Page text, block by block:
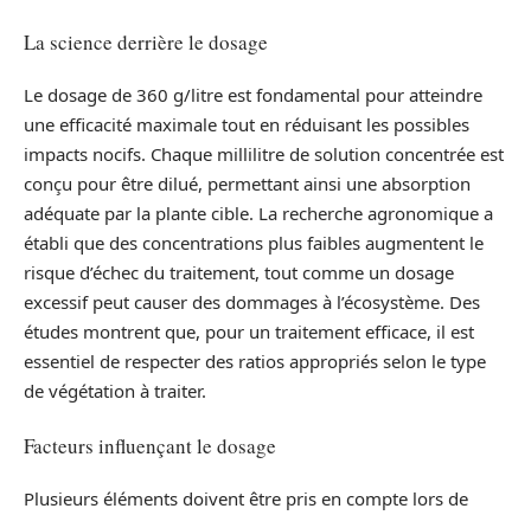
La science derrière le dosage
Le dosage de 360 g/litre est fondamental pour atteindre
une efficacité maximale tout en réduisant les possibles
impacts nocifs. Chaque millilitre de solution concentrée est
conçu pour être dilué, permettant ainsi une absorption
adéquate par la plante cible. La recherche agronomique a
établi que des concentrations plus faibles augmentent le
risque d’échec du traitement, tout comme un dosage
excessif peut causer des dommages à l’écosystème. Des
études montrent que, pour un traitement efficace, il est
essentiel de respecter des ratios appropriés selon le type
de végétation à traiter.
Facteurs influençant le dosage
Plusieurs éléments doivent être pris en compte lors de